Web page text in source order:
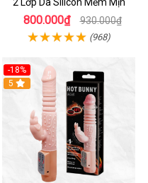
800.000₫ 930.000₫
(968)
-18%
Hot
5